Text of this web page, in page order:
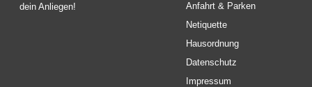
dein Anliegen!
Anfahrt & Parken
Netiquette
Hausordnung
Datenschutz
Impressum